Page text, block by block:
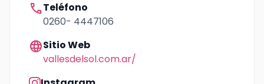
callTeléfono
0260- 4447106
languageSitio Web
vallesdelsol.com.ar/